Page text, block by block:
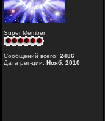
Super Member
Сообщений всего: 2486
Дата рег-ции: Нояб. 2010